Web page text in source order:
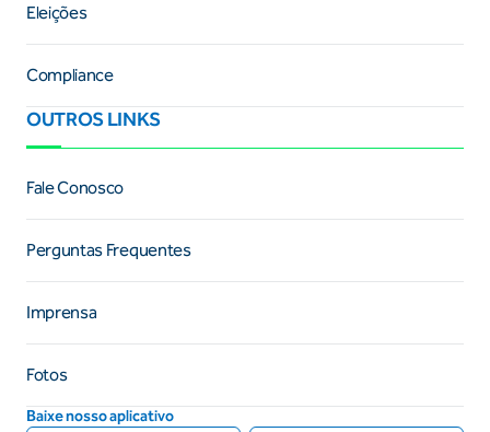
Eleições
Compliance
OUTROS LINKS
Fale Conosco
Perguntas Frequentes
Imprensa
Fotos
Baixe nosso aplicativo